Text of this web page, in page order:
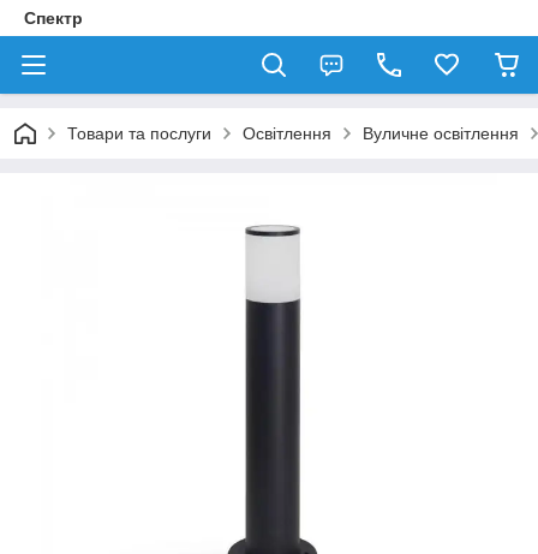
Спектр
Товари та послуги Освітлення Вуличне освітлення